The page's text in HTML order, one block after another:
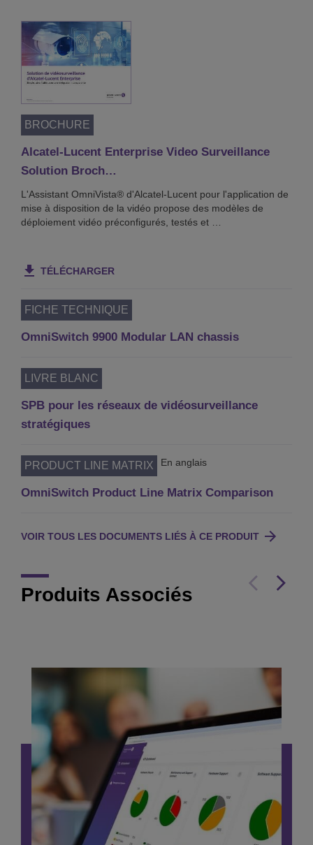
BROCHURE
Alcatel-Lucent Enterprise Video Surveillance
Solution Broch…
L'Assistant OmniVista® d'Alcatel-Lucent pour l'application de
mise à disposition de la vidéo propose des modèles de
déploiement vidéo préconfigurés, testés et …
TÉLÉCHARGER
FICHE TECHNIQUE
OmniSwitch 9900 Modular LAN chassis
LIVRE BLANC
SPB pour les réseaux de vidéosurveillance
stratégiques
PRODUCT LINE MATRIX En anglais
OmniSwitch Product Line Matrix Comparison
VOIR TOUS LES DOCUMENTS LIÉS À CE PRODUIT
Produits Associés
Outil de Comparateur
switch